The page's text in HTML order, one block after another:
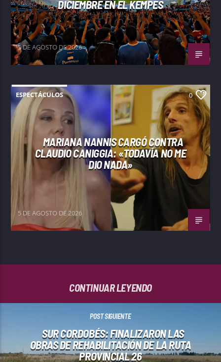
DICIEMBRE EN EL KEMPES
5 DE AGOSTO DE 2026
ESPECTÁCULOS 0
MARIANA NANNIS CARGÓ CONTRA
CLAUDIO CANIGGIA: «TODAVÍA NO ME
DIO NADA»
5 DE AGOSTO DE 2026
CONTINUAR LEYENDO
POST SIGUIENTE
SUR CORDOBÉS: FINALIZARON LAS
OBRAS DE REHABILITACIÓN DE LA RUTA
PROVINCIAL 26